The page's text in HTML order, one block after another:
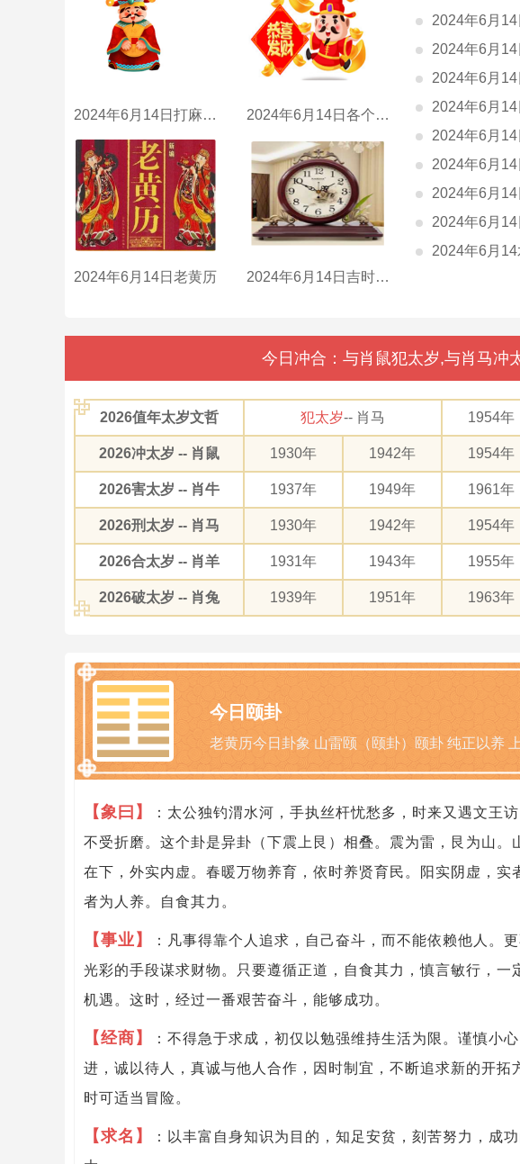
2024年6月14日打麻将财神方位 2024年6月14日各个时辰财喜神方位
2024年6月14日老黄历 2024年6月14日吉时是什么时辰？
2024年6月
2024年6月
2024年6月
2024年6月
2024年6月
2024年6月
2024年6月
2024年6月
2024年6月
今日冲合：与肖鼠犯太岁,与肖马冲
2026值年太岁文哲 犯太岁-- 肖马 1954年
2026冲太岁 -- 肖鼠 1930年 1942年 1954年
2026害太岁 -- 肖牛 1937年 1949年 1961年
2026刑太岁 -- 肖马 1930年 1942年 1954年
2026合太岁 -- 肖羊 1931年 1943年 1955年
2026破太岁 -- 肖兔 1939年 1951年 1963年
今日颐卦
老黄历今日卦象 山雷颐（颐卦）颐卦 纯正以养
【象曰】
：太公独钓渭水河，手执丝杆忧愁多，时来又遇文王
不受折磨。这个卦是异卦（下震上艮）相叠。震为雷，艮为山。
在下，外实内虚。春暖万物养育，依时养贤育民。阳实阴虚，实
者为人养。自食其力。
【事业】
：凡事得靠个人追求，自己奋斗，而不能依赖他人。
光彩的手段谋求财物。只要遵循正道，自食其力，慎言敏行，一
机遇。这时，经过一番艰苦奋斗，能够成功。
【经商】
：不得急于求成，初仅以勉强维持生活为限。谨慎小
进，诚以待人，真诚与他人合作，因时制宜，不断追求新的开拓
时可适当冒险。
【求名】
：以丰富自身知识为目的，知足安贫，刻苦努力，成